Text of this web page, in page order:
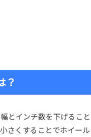
？
とインチ数を下げること
さくすることでホイール